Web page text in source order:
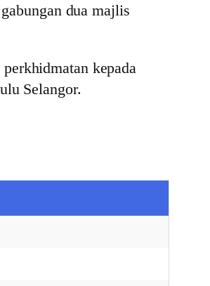
dua majlis
kepada
Selangor.